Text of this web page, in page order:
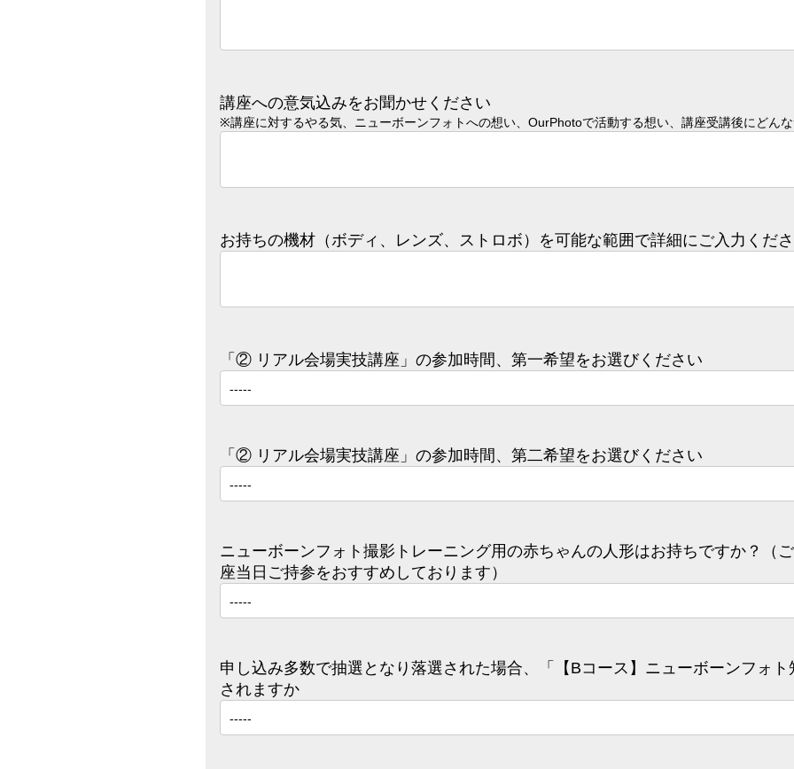
講座への意気込みをお聞かせください
※講座に対するやる気、ニューボーンフォトへの想い、OurPhotoで活動する想い、講座受講後にどん
お持ちの機材（ボディ、レンズ、ストロボ）を可能な範囲で詳細にご入力くだ
「② リアル会場実技講座」の参加時間、第一希望をお選びください
「② リアル会場実技講座」の参加時間、第二希望をお選びください
ニューボーンフォト撮影トレーニング用の赤ちゃんの人形はお持ちですか？（
座当日ご持参をおすすめしております）
申し込み多数で抽選となり落選された場合、「【Bコース】ニューボーンフォ
されますか